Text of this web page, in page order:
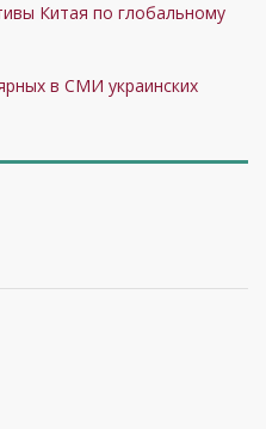
Китая по глобальному
в СМИ украинских